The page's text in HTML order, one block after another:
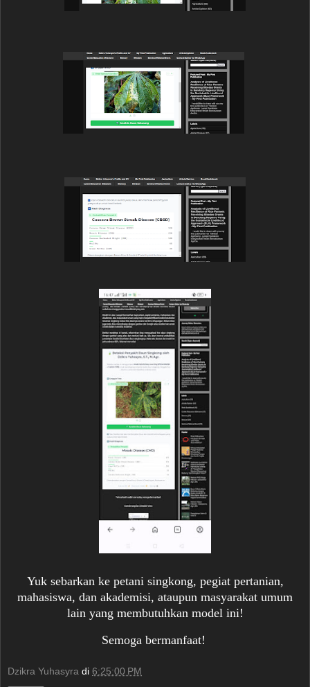
Yuk sebarkan ke petani singkong, pegiat pertanian,
mahasiswa, dan akademisi, ataupun masyarakat umum
lain yang membutuhkan model ini!
Semoga bermanfaat!
Dzikra Yuhasyra di 6:25:00 PM